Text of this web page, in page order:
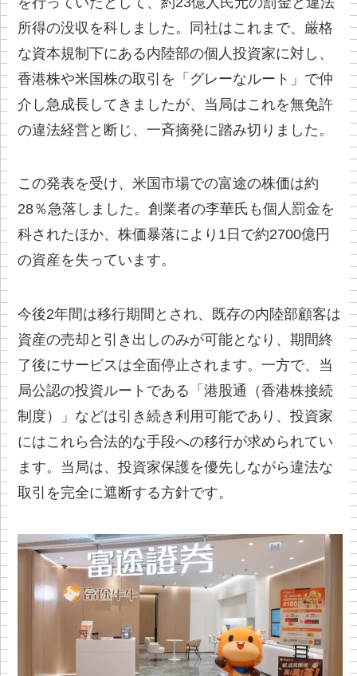
所得の没収を科しました。同社はこれまで、厳格
な資本規制下にある内陸部の個人投資家に対し、
香港株や米国株の取引を「グレーなルート」で仲
介し急成長してきましたが、当局はこれを無免許
の違法経営と断じ、一斉摘発に踏み切りました。
この発表を受け、米国市場での富途の株価は約
28％急落しました。創業者の李華氏も個人罰金を
科されたほか、株価暴落により1日で約2700億円
の資産を失っています。
今後2年間は移行期間とされ、既存の内陸部顧客は
資産の売却と引き出しのみが可能となり、期間終
了後にサービスは全面停止されます。一方で、当
局公認の投資ルートである「港股通（香港株接続
制度）」などは引き続き利用可能であり、投資家
にはこれら合法的な手段への移行が求められてい
ます。当局は、投資家保護を優先しながら違法な
取引を完全に遮断する方針です。